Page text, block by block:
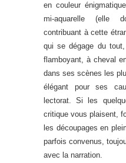
en couleur
mi-aquarelle (elle
contribuant à cette
qui se dégage du
flamboyant, à cheval
dans ses scènes les
élégant pour ses
lectorat. Si les
critique vous plaisent,
les découpages en
parfois convenus,
avec la narration.